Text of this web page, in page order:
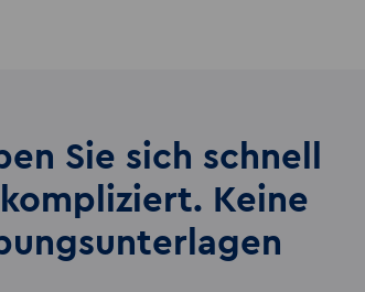
Sie sich schnell
Keine